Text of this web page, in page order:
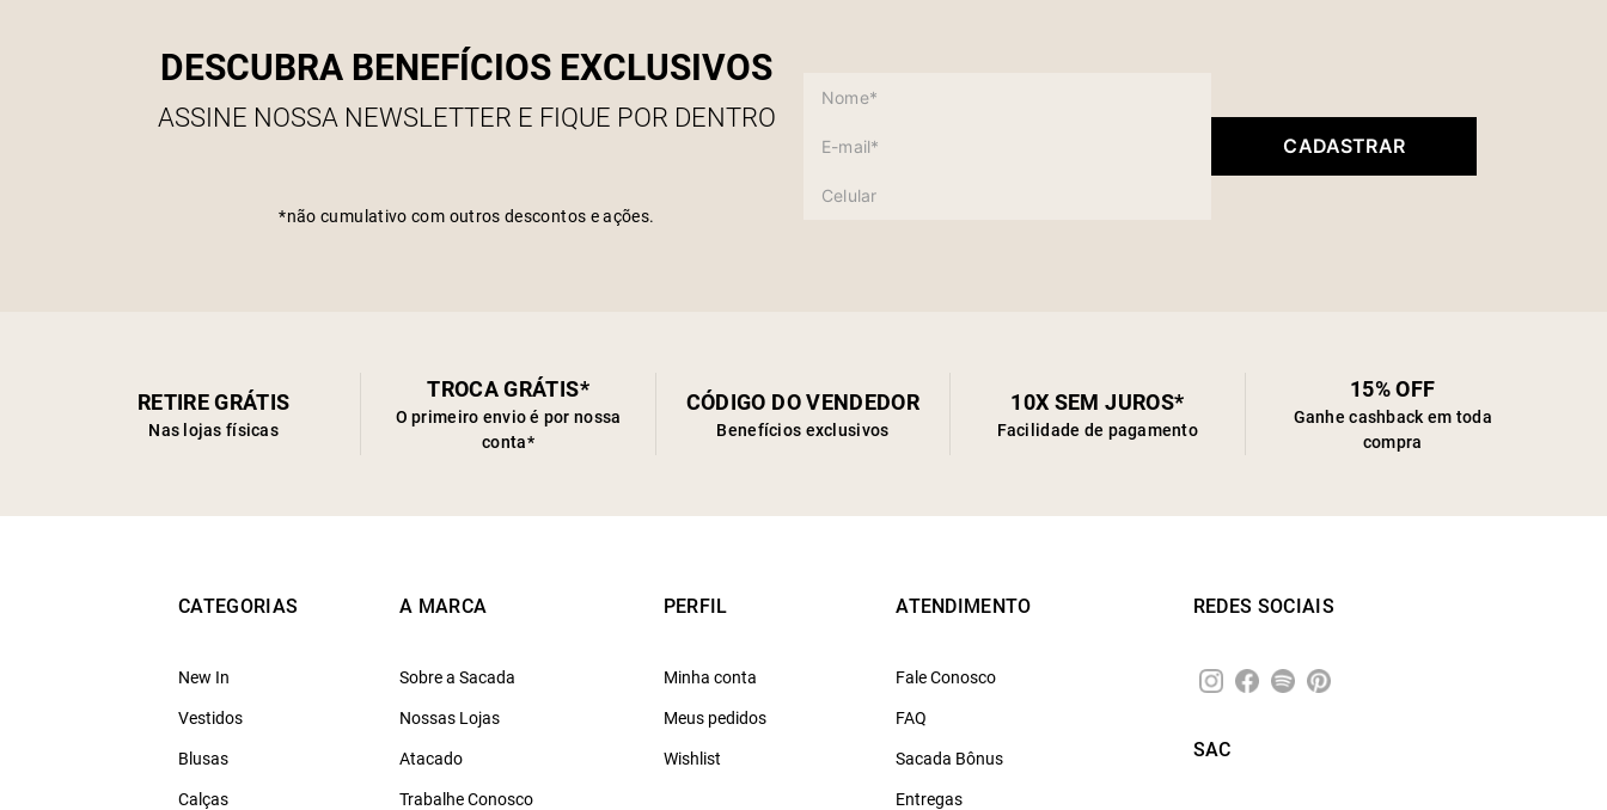
DESCUBRA BENEFÍCIOS EXCLUSIVOS
ASSINE NOSSA NEWSLETTER E FIQUE POR DENTRO
*não cumulativo com outros descontos e ações.
CADASTRAR
RETIRE GRÁTIS
Nas lojas físicas
TROCA GRÁTIS*
O primeiro envio é por nossa
conta*
CÓDIGO DO VENDEDOR
Benefícios exclusivos
10X SEM JUROS*
Facilidade de pagamento
15% OFF
Ganhe cashback em toda
compra
CATEGORIAS
New In
Vestidos
Blusas
Calças
A MARCA
Sobre a Sacada
Nossas Lojas
Atacado
Trabalhe Conosco
PERFIL
Minha conta
Meus pedidos
Wishlist
ATENDIMENTO
Fale Conosco
FAQ
Sacada Bônus
Entregas
REDES SOCIAIS
SAC